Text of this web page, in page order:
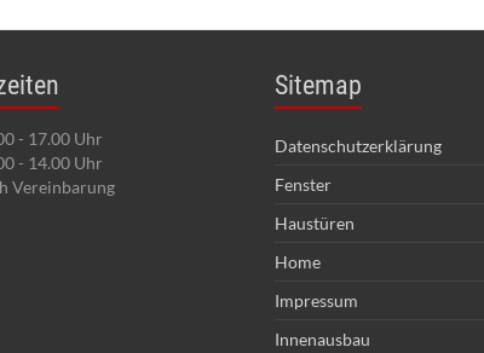
- 17.00 Uhr
- 14.00 Uhr
Vereinbarung
Sitemap
Datenschutzerklärung
Fenster
Haustüren
Home
Impressum
Innenausbau